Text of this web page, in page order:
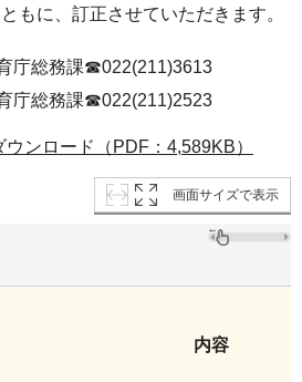
もに、訂正させていただきます。
庁総務課☎022(211)3613
庁総務課☎022(211)2523
ンロード（PDF：4,589KB）
画面サイズで表示
内容